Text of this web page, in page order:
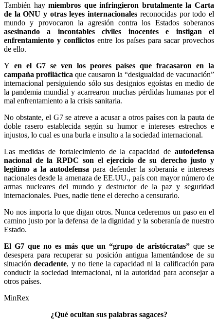
También haymiembros que infringieron brutalmente la Carta
de la ONU y otras leyes internacionales reconocidas por todo el
mundo y provocaron la agresión contra los Estados soberanos
asesinando a incontables civiles inocentes e instigan el
enfrentamiento y conflictosentre los países para sacar provechos
de ello.
Y en el G7 se ven los peores países que fracasaron en la
campaña profiláctica que causaron la “desigualdad de vacunación”
internacional persiguiendo sólo sus designios egoístas en medio de
la pandemia mundial y acarrearon muchas pérdidas humanas por el
mal enfrentamiento a la crisis sanitaria.
No obstante, el G7 se atreve a acusar a otros países con la pauta de
doble rasero establecida según su humor e intereses estrechos e
injustos, lo cual es una burla e insulto a la sociedad internacional.
Las medidas de fortalecimiento de la capacidad de autodefensa
nacional de la RPDC son el ejercicio de su derecho justo y
legítimo a la autodefensa para defender la soberanía e intereses
nacionales desde la amenaza de EE.UU., país con mayor número de
armas nucleares del mundo y destructor de la paz y seguridad
internacionales. Pues, nadie tiene el derecho a censurarlo.
No nos importa lo que digan otros. Nunca cederemos un paso en el
camino justo por la defensa de la dignidad y la soberanía de nuestro
Estado.
El G7 que no es más que un “grupo de aristócratas” que se
desespera para recuperar su posición antigua lamentándose de su
situacióndecadente, y no tiene la capacidad ni la calificación para
conducir la sociedad internacional, ni la autoridad para aconsejar a
otros países.
MinRex
¿Qué ocultan sus palabras sagaces?